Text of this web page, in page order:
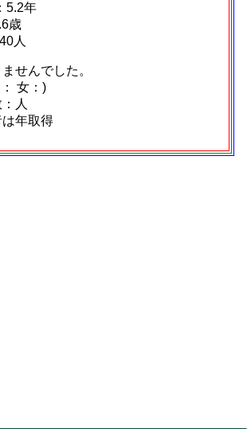
5.2年
歳
人
せんでした。
女：)
人
年取得